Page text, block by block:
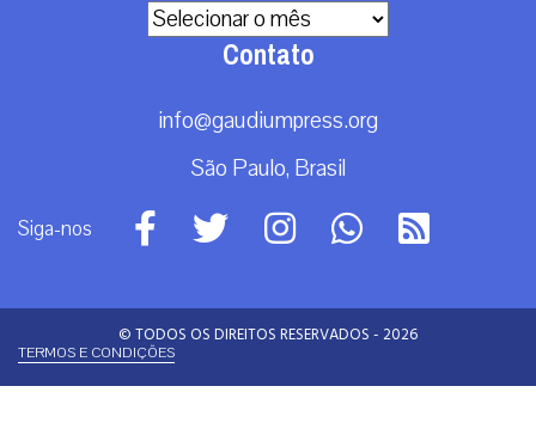
Arquivos
Contato
info@gaudiumpress.org
São Paulo, Brasil
Siga-nos
© TODOS OS DIREITOS RESERVADOS - 2026
TERMOS E CONDIÇÕES